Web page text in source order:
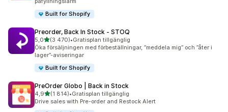
Built for Shopify
Preorder, Back In Stock ‑ STOQ
5,0av 5 stjärnor
(3 470)
3470 recensioner totalt
•Gratisplan tillgänglig
Öka försäljningen med förbeställningar, ”meddela mig” och ”åter i
lager”-aviseringar
Built for Shopify
PreOrder Globo | Back in Stock
4,9av 5 stjärnor
(1 814)
1814 recensioner totalt
•Gratisplan tillgänglig
Drive sales with Pre-order and Restock Alert